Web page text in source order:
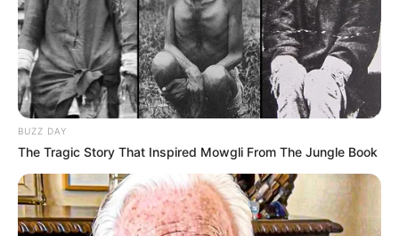
BUZZ DAY
The Tragic Story That Inspired Mowgli From The Jungle Book